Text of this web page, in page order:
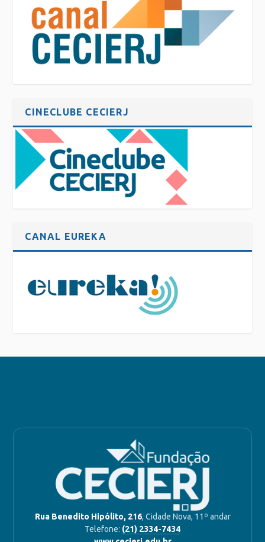
CINECLUBE CECIERJ
CANAL EUREKA
Rua Benedito Hipólito, 216, Cidade Nova, 11º andar
Telefone: (21) 2334-7434